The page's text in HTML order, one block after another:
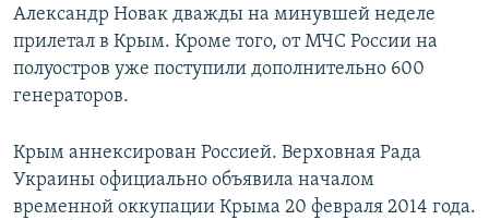
Александр Новак дважды на минувшей неделе
прилетал в Крым. Кроме того, от МЧС России на
полуостров уже поступили дополнительно 600
генераторов.
Крым аннексирован Россией. Верховная Рада
Украины официально объявила началом
временной оккупации Крыма 20 февраля 2014 года.